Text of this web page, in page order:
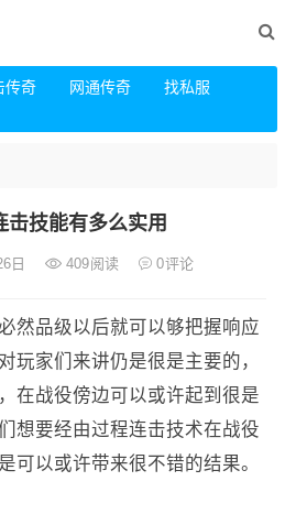
传奇 网通传奇
找私服
击技能有多么实用
日 409阅读 0评论
然品级以后就可以够把握响应
玩家们来讲仍是很是主要的，
在战役傍边可以或许起到很是
想要经由过程连击技术在战役
可以或许带来很不错的结果。